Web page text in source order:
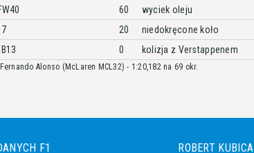
60 wyciek oleju
20 niedokręcone koło
0 kolizja z Verstappenem
Fernando Alonso (McLaren MCL32) - 1:20,182 na 69 okr.
F1 ROBERT KUBICA